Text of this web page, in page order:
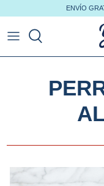
al
contenido
ENVÍO